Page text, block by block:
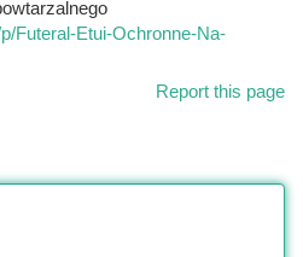
Futeral-Etui-Ochronne-Na-
Report this page